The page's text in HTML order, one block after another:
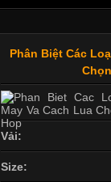
Phân Biệt Các
Vải:
Size: